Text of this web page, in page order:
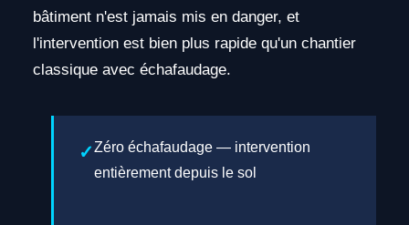
bâtiment n'est jamais mis en danger, et
l'intervention est bien plus rapide qu'un chantier
classique avec échafaudage.
Zéro échafaudage — intervention
entièrement depuis le sol